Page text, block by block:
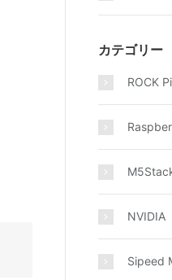
カテゴリー
ROCK Pi
NVIDIA
Sipeed